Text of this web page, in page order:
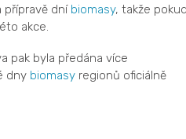
přípravě dní biomasy, takže
akce.
pak byla předána více
dny biomasyregionů oficiálně